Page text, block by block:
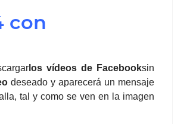
con
los vídeos de Facebooksin
deseado y aparecerá un mensaje
tal y como se ven en la imagen